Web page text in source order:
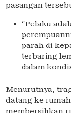
pasangan
“Pelaku
parah di
terbaring
dalam
Menurutnya,
datang ke
membersihkan